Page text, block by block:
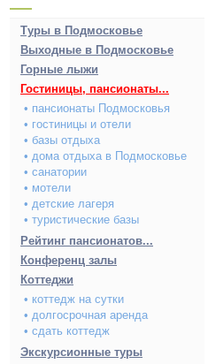
Туры в Подмосковье
Выходные в Подмосковье
Горные лыжи
Гостиницы, пансионаты...
• пансионаты Подмосковья
• гостиницы и отели
• базы отдыха
• дома отдыха в Подмосковье
• санатории
• мотели
• детские лагеря
• туристические базы
Рейтинг пансионатов...
Конференц залы
Коттеджи
• коттедж на сутки
• долгосрочная аренда
• сдать коттедж
Экскурсионные туры